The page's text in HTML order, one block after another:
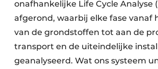
onafhankelijke Life Cycle Analyse
afgerond, waarbij elke fase vanaf
van de grondstoffen tot aan de
transport en de uiteindelijke
geanalyseerd. Wat ons systeem